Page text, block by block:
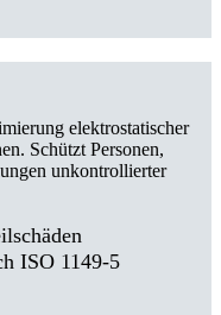
elektrostatischer
Schützt Personen,
unkontrollierter
ISO 1149-5